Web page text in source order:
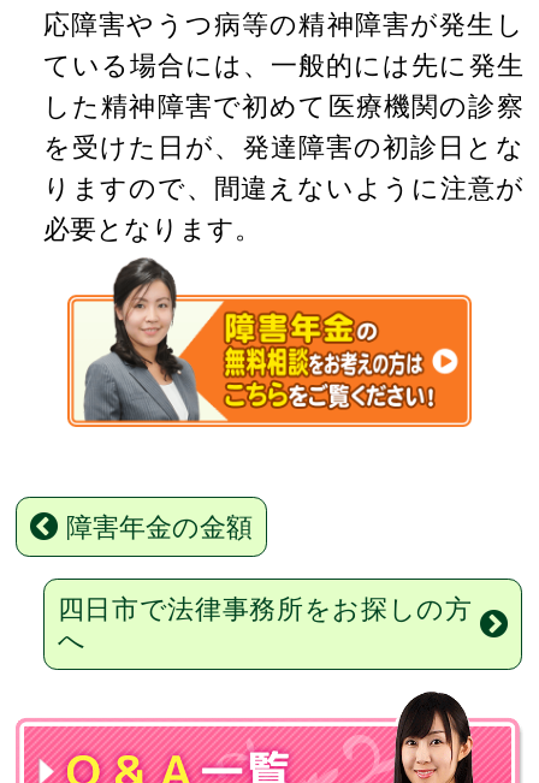
応障害やうつ病等の精神障害が発生し
ている場合には、一般的には先に発生
した精神障害で初めて医療機関の診察
を受けた日が、発達障害の初診日とな
りますので、間違えないように注意が
必要となります。
障害年金の金額
四日市で法律事務所をお探しの方
へ